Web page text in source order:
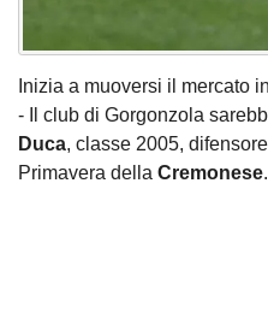
Inizia a muoversi il mercato
- Il club di Gorgonzola
Duca, classe 2005,
Primavera della Cremonese.